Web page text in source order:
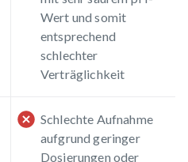
Wert und somit
entsprechend
schlechter
Verträglichkeit
Schlechte Aufnahme
aufgrund geringer
Dosierungen oder